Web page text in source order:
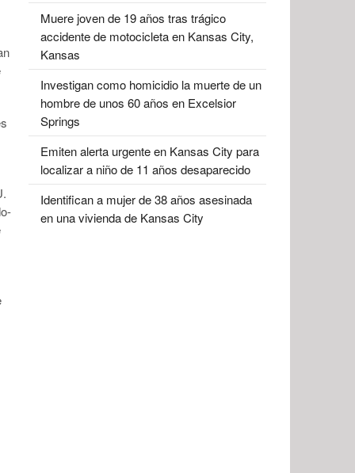
Muere joven de 19 años tras trágico
accidente de motocicleta en Kansas City,
Kansas
Investigan como homicidio la muerte de un
hombre de unos 60 años en Excelsior
Springs
Emiten alerta urgente en Kansas City para
localizar a niño de 11 años desaparecido
Identifican a mujer de 38 años asesinada
en una vivienda de Kansas City